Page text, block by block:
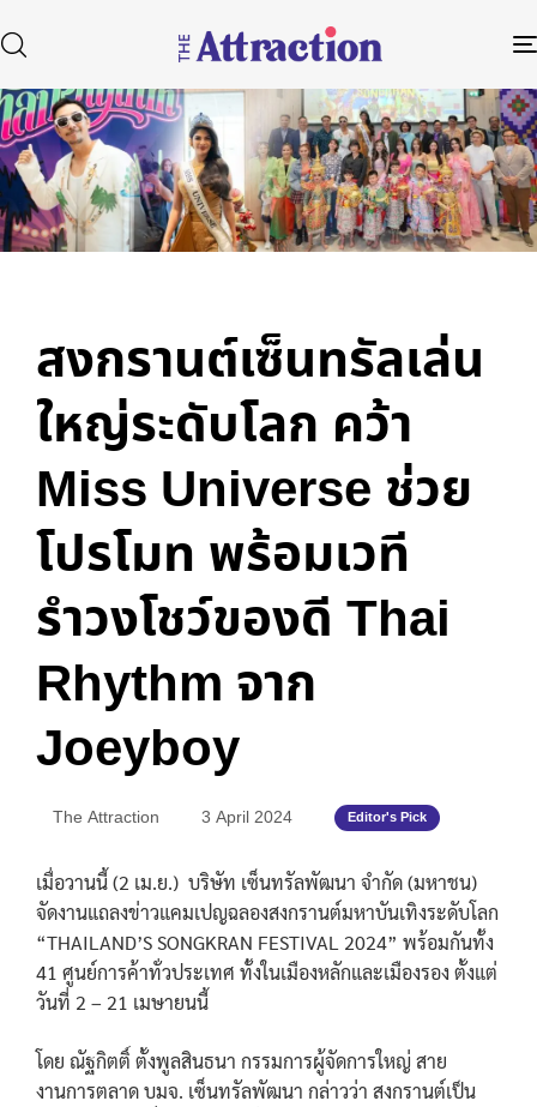
Type and hit enter
สงกรานต์เซ็นทรัลเล่น
ใหญ่ระดับโลก คว้า
Miss Universe ช่วย
โปรโมท พร้อมเวที
รำวงโชว์ของดี Thai
Rhythm จาก
Joeyboy
Author
The Attraction
Published
on:
3 April 2024
Published
in:
Editor's Pick
เมื่อวานนี้ (2 เม.ย.) บริษัท เซ็นทรัลพัฒนา จำกัด (มหาชน)
จัดงานแถลงข่าวแคมเปญฉลองสงกรานต์มหาบันเทิงระดับโลก
“THAILAND’S SONGKRAN FESTIVAL 2024” พร้อมกันทั้ง
41 ศูนย์การค้าทั่วประเทศ ทั้งในเมืองหลักและเมืองรอง ตั้งแต่
วันที่ 2 – 21 เมษายนนี้
โดย ณัฐกิตติ์ ตั้งพูลสินธนา กรรมการผู้จัดการใหญ่ สาย
งานการตลาด บมจ. เซ็นทรัลพัฒนา กล่าวว่า สงกรานต์เป็น